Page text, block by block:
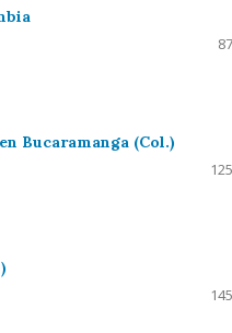
Bucaramanga (Col.)